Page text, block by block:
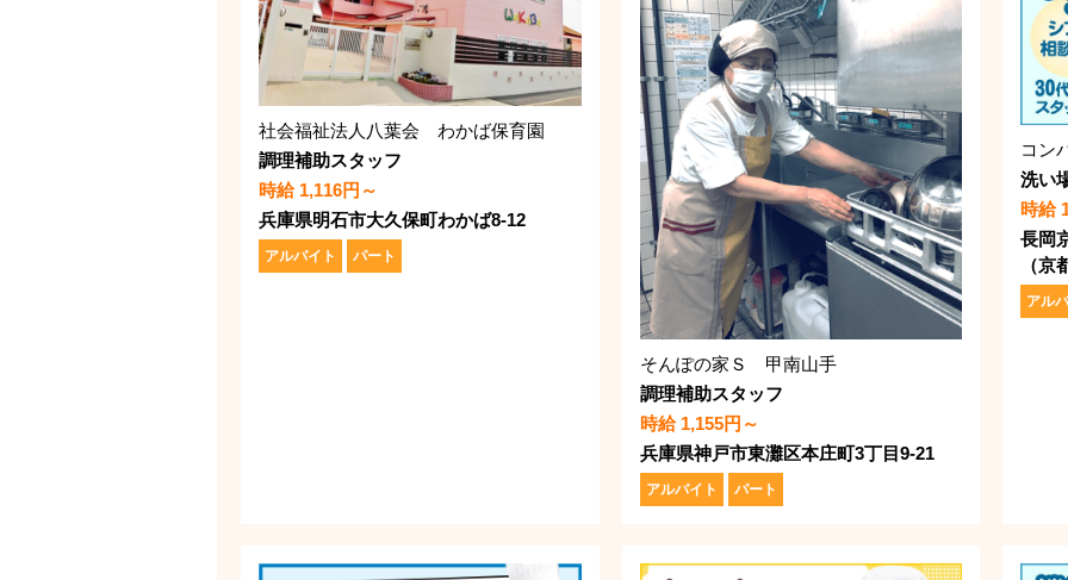
社会福祉法人八葉会 わかば保育園
調理補助スタッフ
時給 1,116円～
兵庫県明石市大久保町わかば8-12
アルバイト パート
そんぽの家Ｓ 甲南山手
調理補助スタッフ
時給 1,155円～
兵庫県神戸市東灘区本庄町3丁目9-21
アルバイト パート
洗い
時給
長岡
（
アル